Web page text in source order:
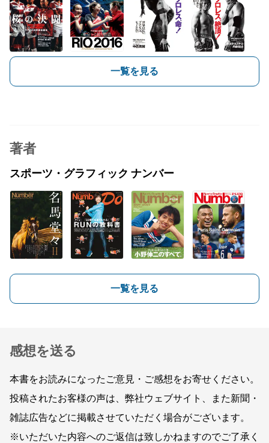
一覧を見る
著者
スポーツ・グラフィック ナンバー
一覧を見る
感想を送る
本書をお読みになったご意見・ご感想をお寄せください。
投稿されたお客様の声は、弊社ウェブサイト、また新聞・
雑誌広告などに掲載させていただく場合がございます。
※いただいた内容へのご返信は致しかねますのでご了承く